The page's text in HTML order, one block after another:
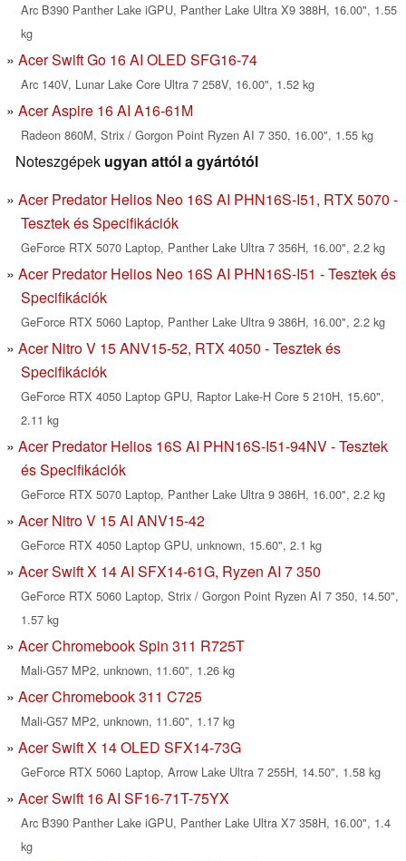
Arc B390 Panther Lake iGPU, Panther Lake Ultra X9 388H, 16.00", 1.55
kg
Acer Swift Go 16 AI OLED SFG16-74
Arc 140V, Lunar Lake Core Ultra 7 258V, 16.00", 1.52 kg
Acer Aspire 16 AI A16-61M
Radeon 860M, Strix / Gorgon Point Ryzen AI 7 350, 16.00", 1.55 kg
Noteszgépek ugyan attól a gyártótól
Acer Predator Helios Neo 16S AI PHN16S-I51, RTX 5070 -
Tesztek és Specifikációk
GeForce RTX 5070 Laptop, Panther Lake Ultra 7 356H, 16.00", 2.2 kg
Acer Predator Helios Neo 16S AI PHN16S-I51 - Tesztek és
Specifikációk
GeForce RTX 5060 Laptop, Panther Lake Ultra 9 386H, 16.00", 2.2 kg
Acer Nitro V 15 ANV15-52, RTX 4050 - Tesztek és
Specifikációk
GeForce RTX 4050 Laptop GPU, Raptor Lake-H Core 5 210H, 15.60",
2.11 kg
Acer Predator Helios 16S AI PHN16S-I51-94NV - Tesztek
és Specifikációk
GeForce RTX 5070 Laptop, Panther Lake Ultra 9 386H, 16.00", 2.2 kg
Acer Nitro V 15 AI ANV15-42
GeForce RTX 4050 Laptop GPU, unknown, 15.60", 2.1 kg
Acer Swift X 14 AI SFX14-61G, Ryzen AI 7 350
GeForce RTX 5060 Laptop, Strix / Gorgon Point Ryzen AI 7 350, 14.50",
1.57 kg
Acer Chromebook Spin 311 R725T
Mali-G57 MP2, unknown, 11.60", 1.26 kg
Acer Chromebook 311 C725
Mali-G57 MP2, unknown, 11.60", 1.17 kg
Acer Swift X 14 OLED SFX14-73G
GeForce RTX 5060 Laptop, Arrow Lake Ultra 7 255H, 14.50", 1.58 kg
Acer Swift 16 AI SF16-71T-75YX
Arc B390 Panther Lake iGPU, Panther Lake Ultra X7 358H, 16.00", 1.4
kg